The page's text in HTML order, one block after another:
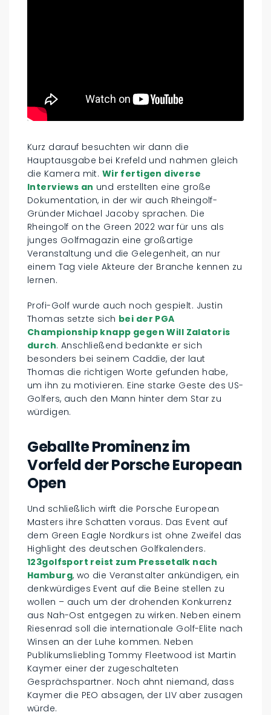
Kurz darauf besuchten wir dann die
Hauptausgabe bei Krefeld und nahmen gleich
die Kamera mit. Wir fertigen diverse
Interviews an und erstellten eine große
Dokumentation, in der wir auch Rheingolf-
Gründer Michael Jacoby sprachen. Die
Rheingolf on the Green 2022 war für uns als
junges Golfmagazin eine großartige
Veranstaltung und die Gelegenheit, an nur
einem Tag viele Akteure der Branche kennen zu
lernen.
Profi-Golf wurde auch noch gespielt. Justin
Thomas setzte sich bei der PGA
Championship knapp gegen Will Zalatoris
durch. Anschließend bedankte er sich
besonders bei seinem Caddie, der laut
Thomas die richtigen Worte gefunden habe,
um ihn zu motivieren. Eine starke Geste des US-
Golfers, auch den Mann hinter dem Star zu
würdigen.
Geballte Prominenz im
Vorfeld der Porsche European
Open
Und schließlich wirft die Porsche European
Masters ihre Schatten voraus. Das Event auf
dem Green Eagle Nordkurs ist ohne Zweifel das
Highlight des deutschen Golfkalenders.
123golfsport reist zum Pressetalk nach
Hamburg, wo die Veranstalter ankündigen, ein
denkwürdiges Event auf die Beine stellen zu
wollen – auch um der drohenden Konkurrenz
aus Nah-Ost entgegen zu wirken. Neben einem
Riesenrad soll die internationale Golf-Elite nach
Winsen an der Luhe kommen. Neben
Publikumsliebling Tommy Fleetwood ist Martin
Kaymer einer der zugeschalteten
Gesprächspartner. Noch ahnt niemand, dass
Kaymer die PEO absagen, der LIV aber zusagen
würde.